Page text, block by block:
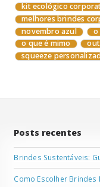
kit ecológico
melhores brindes
novembro azul
o
o que é mimo
squeeze
Posts recentes
Brindes Sustentáveis:
Como Escolher Brindes